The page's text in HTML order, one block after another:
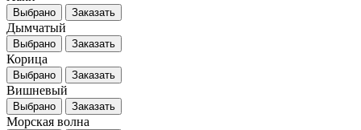
Выбрано Заказать
Дымчатый
Выбрано Заказать
Корица
Выбрано Заказать
Вишневый
Выбрано Заказать
Морская волна